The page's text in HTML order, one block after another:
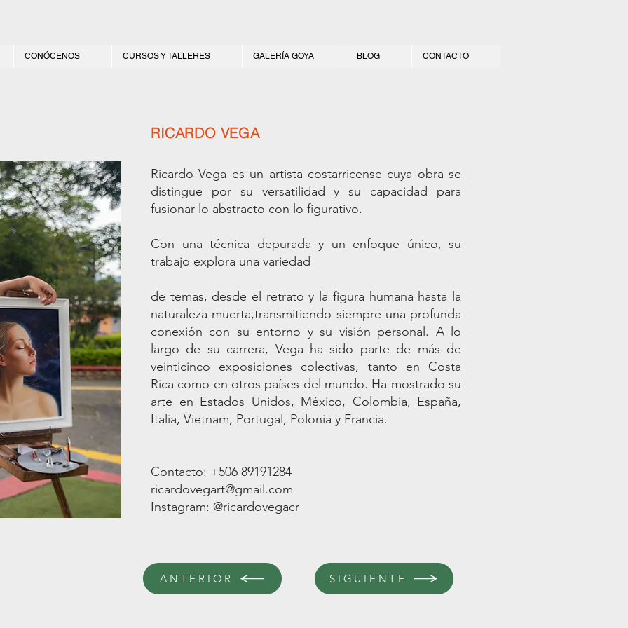
CONÓCENOS CURSOS Y TALLERES GALERÍA GOYA BLOG CONTACTO
RICARDO VEGA
Ricardo Vega es un artista costarricense cuya obra se
distingue por su versatilidad y su capacidad para
fusionar lo abstracto con lo figurativo.
Con una técnica depurada y un enfoque único, su
trabajo explora una variedad
de temas, desde el retrato y la figura humana hasta la
naturaleza muerta,transmitiendo siempre una profunda
conexión con su entorno y su visión personal. A lo
largo de su carrera, Vega ha sido parte de más de
veinticinco exposiciones colectivas, tanto en Costa
Rica como en otros países del mundo. Ha mostrado su
arte en Estados Unidos, México, Colombia, España,
Italia, Vietnam, Portugal, Polonia y Francia.
Contacto: +506 89191284
ricardovegart@gmail.com
Instagram: @ricardovegacr
ANTERIOR SIGUIENTE